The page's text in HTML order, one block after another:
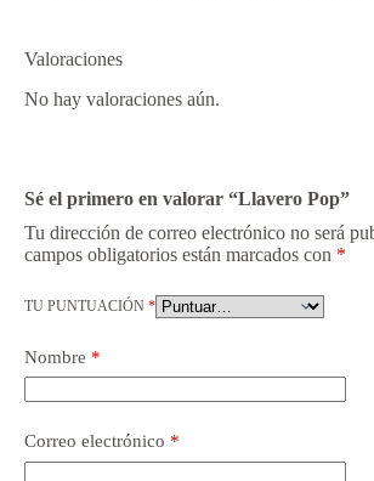
Valoraciones
No hay valoraciones aún.
Sé el primero en valorar “Llavero Pop”
Tu dirección de correo electrónico no será
campos obligatorios están marcados con *
TU PUNTUACIÓN *
Nombre *
Correo electrónico *